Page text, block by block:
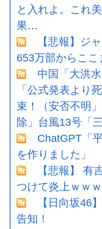
と入れよ。これ
果…
【悲報】ジ
653万部からここ
中国「大洪
「公式発表より
束！（安否不明
除」台風13号「
ChatGPT「
を作りました」
【悲報】 有
つけて炎上ｗｗ
【日向坂46
告知！